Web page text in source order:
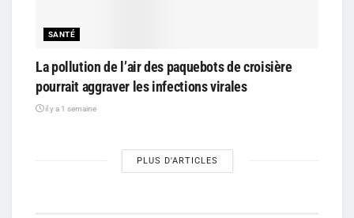
SANTÉ
La pollution de l’air des paquebots de croisière
pourrait aggraver les infections virales
il y a 1 semaine
PLUS D'ARTICLES